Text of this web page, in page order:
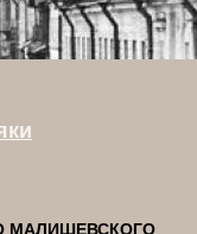
МАЛИШЕВСКОГО